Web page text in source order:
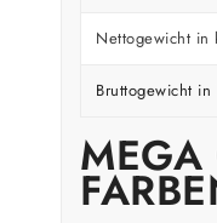
Nettogewicht in
Bruttogewicht in